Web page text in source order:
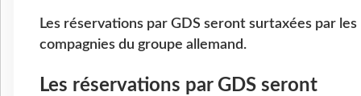
Les réservations par GDS seront surtaxées par les
compagnies du groupe allemand.
Les réservations par GDS seront